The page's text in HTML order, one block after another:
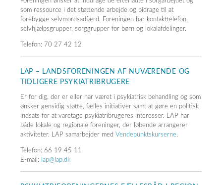
som ressource i det støttende arbejde og bidrage til at
forebygge selvmordsadfærd. Foreningen har kontakttelefon,
selvhjælpsgrupper, sorggrupper for børn og lokalafdelinger.
Telefon: 70 27 42 12
LAP – LANDSFORENINGEN AF NUVÆRENDE OG
TIDLIGERE PSYKIATRIBRUGERE
Er for dig, der er eller har været i psykiatrisk behandling og som
ønsker gensidig støtte, fælles initiativer samt at gøre en politisk
indsats for at varetage psykiatribrugeres interesser. LAP har
både lokale og regionale foreninger, der løbende arrangerer
aktiviteter. LAP samarbejder med Vendepunktskurserne.
Telefon: 66 19 45 11
E-mail:
lap@lap.dk